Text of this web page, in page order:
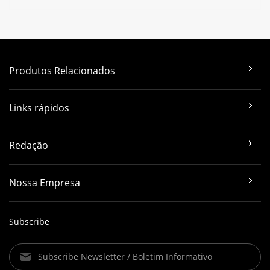
Produtos Relacionados
Links rápidos
Redação
Nossa Empresa
Subscribe
Subscribe Newsletter / Boletim Informativo